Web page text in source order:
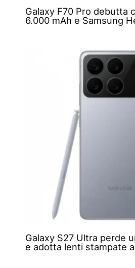
Galaxy F70 Pro debutta
6.000 mAh e Samsung
Galaxy S27 Ultra perde
e adotta lenti stampate